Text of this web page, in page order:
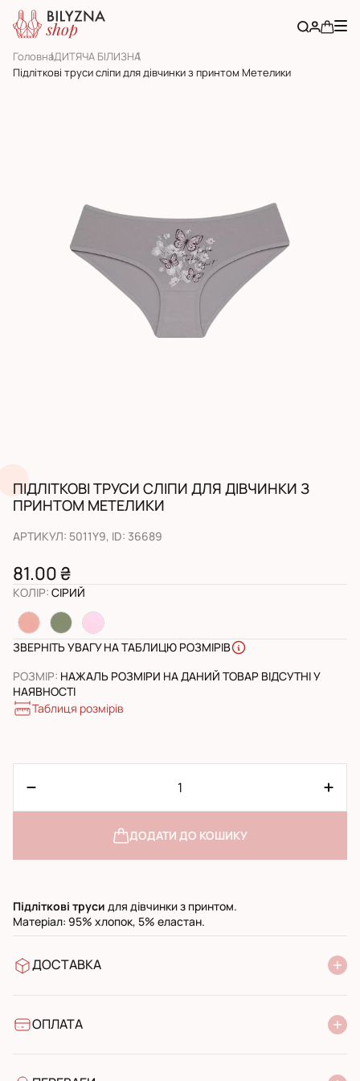
ГоловнаДИТЯЧА БІЛИЗНА
Підліткові труси сліпи для дівчинки з принтом Метелики
ПІДЛІТКОВІ ТРУСИ СЛІПИ ДЛЯ ДІВЧИНКИ З
ПРИНТОМ МЕТЕЛИКИ
АРТИКУЛ: 5011Y9, ID: 36689
81.00 ₴
КОЛІР: СІРИЙ
ЗВЕРНІТЬ УВАГУ НА ТАБЛИЦЮ РОЗМІРІВ
РОЗМІР: НАЖАЛЬ РОЗМІРИ НА ДАНИЙ ТОВАР ВІДСУТНІ У
НАЯВНОСТІ
Таблиця розмірів
ДОДАТИ ДО КОШИКУ
Підліткові труси для дівчинки з принтом.
Матеріал: 95% хлопок, 5% еластан.
ДОСТАВКА
УкрПошта стандарт
ОПЛАТА
Банківський переказ